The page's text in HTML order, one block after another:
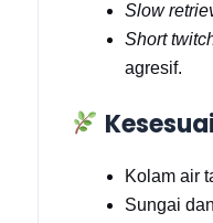
Slow
Short
agresif.
Kolam air
Sungai